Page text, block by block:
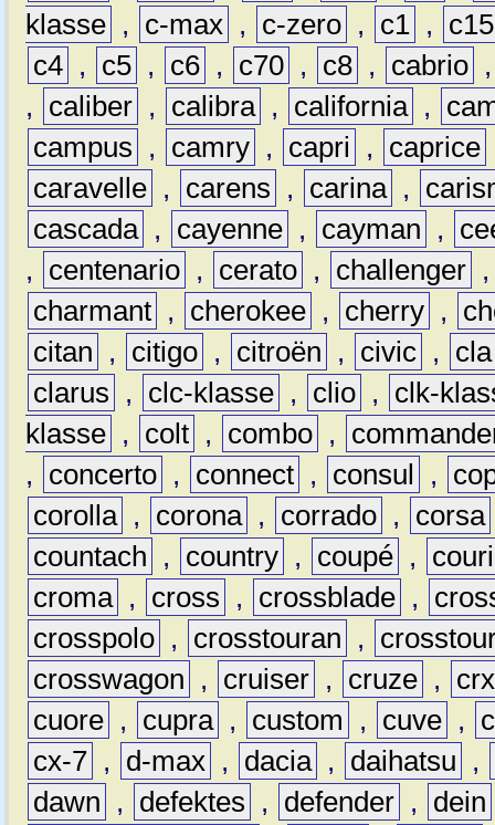
klasse , c-max , c-zero , c1 ,
c15
c4 , c5 , c6 , c70 , c8 , cabrio
,
caliber , calibra , california ,
campus
, camry , capri , caprice
caravelle , carens , carina ,
cascada , cayenne , cayman ,
,
centenario , cerato , challenger
charmant , cherokee , cherry ,
citan
, citigo , citroën , civic ,
cla
clarus
, clc-klasse , clio ,
clk-
klasse , colt , combo ,
,
concerto , connect , consul ,
corolla , corona , corrado , corsa
countach
, country , coupé ,
croma , cross , crossblade ,
crosspolo , crosstouran ,
crosswagon
, cruiser , cruze ,
crx
cuore , cupra , custom , cuve ,
cx-7 , d-max , dacia , daihatsu
,
dawn
, defektes , defender , dein